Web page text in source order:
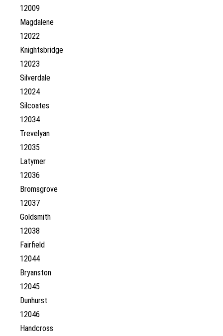
12009
Magdalene
12022
Knightsbridge
12023
Silverdale
12024
Silcoates
12034
Trevelyan
12035
Latymer
12036
Bromsgrove
12037
Goldsmith
12038
Fairfield
12044
Bryanston
12045
Dunhurst
12046
Handcross